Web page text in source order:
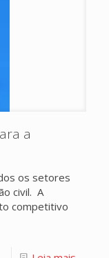
a
os setores
civil. A
competitivo